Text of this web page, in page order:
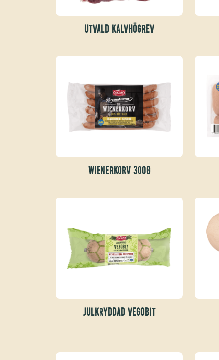
UTVALD KALVHÖGREV
WIENERKORV 300G
JULKRYDDAD VEGOBIT